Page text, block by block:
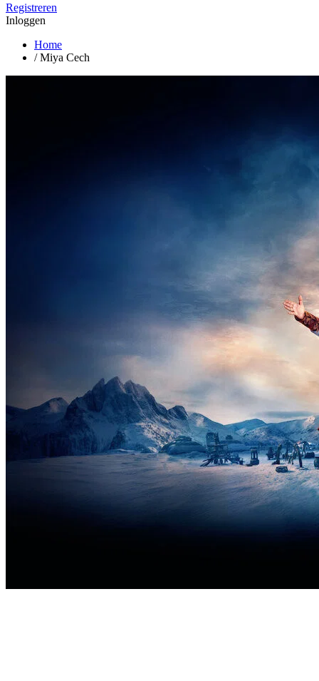
Registreren
Inloggen
Home
/ Miya Cech